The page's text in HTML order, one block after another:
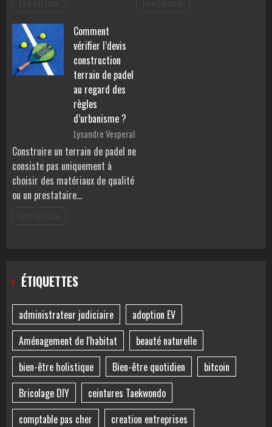
Comment
vérifier l’devis
construction
terrain de padel
au regard des
règles
d’urbanisme ?
Lysandre Vesperal
Construire un terrain de padel ne
consiste pas uniquement à
choisir des matériaux de qualité
ou un prestataire…
ÉTIQUETTES
administrateur judiciaire
adoption EV
Aménagement de l'habitat
beauté naturelle
bien-être holistique
Bien-être quotidien
bitcoin
Bricolage DIY
ceintures Taekwondo
comptable pas cher
creation entreprises